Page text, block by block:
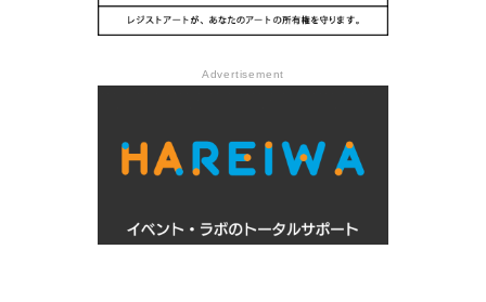
Advertisement